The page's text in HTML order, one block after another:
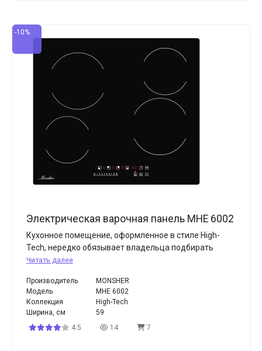
-10%
Электрическая варочная панель MHE 6002
Кухонное помещение, оформленное в стиле High-
Tech, нередко обязывает владельца подбирать
Читать далее
Производитель
MONSHER
Модель
MHE 6002
Коллекция
High-Tech
Ширина, см
59
4.5
14 7